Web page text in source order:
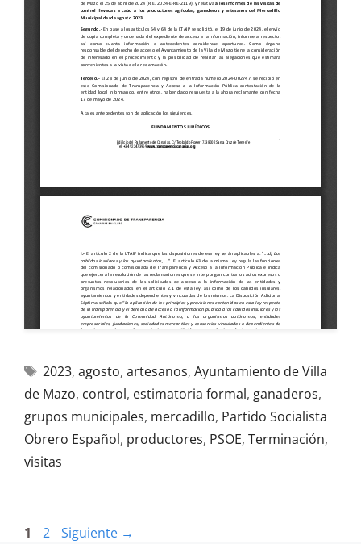
2023, agosto, artesanos, Ayuntamiento de Villa
de Mazo, control, estimatoria formal, ganaderos,
grupos municipales, mercadillo, Partido Socialista
Obrero Español, productores, PSOE, Terminación,
visitas
1 2 Siguiente →